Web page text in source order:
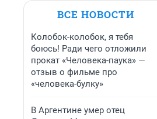
ВСЕ НОВОСТИ
Колобок-колобок, я тебя
боюсь! Ради чего отложили
прокат «Человека-паука» —
отзыв о фильме про
«человека-булку»
В Аргентине умер отец